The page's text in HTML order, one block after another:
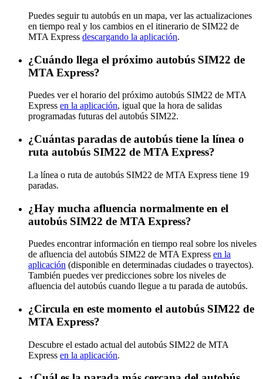
Puedes seguir tu autobús en un mapa, ver las actualizaciones
en tiempo real y los cambios en el itinerario de SIM22 de
MTA Express descargando la aplicación.
¿Cuándo llega el próximo autobús SIM22 de
MTA Express?
Puedes ver el horario del próximo autobús SIM22 de MTA
Express en la aplicación, igual que la hora de salidas
programadas futuras del autobús SIM22.
¿Cuántas paradas de autobús tiene la línea o
ruta autobús SIM22 de MTA Express?
La línea o ruta de autobús SIM22 de MTA Express tiene 19
paradas.
¿Hay mucha afluencia normalmente en el
autobús SIM22 de MTA Express?
Puedes encontrar información en tiempo real sobre los niveles
de afluencia del autobús SIM22 de MTA Express en la
aplicación (disponible en determinadas ciudades o trayectos).
También puedes ver predicciones sobre los niveles de
afluencia del autobús cuando llegue a tu parada de autobús.
¿Circula en este momento el autobús SIM22 de
MTA Express?
Descubre el estado actual del autobús SIM22 de MTA
Express en la aplicación.